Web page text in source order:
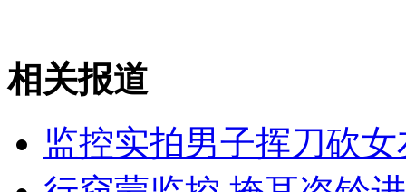
相关报道
监控实拍男子挥刀砍